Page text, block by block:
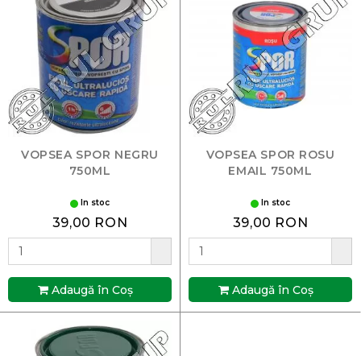
VOPSEA SPOR NEGRU
750ML
In stoc
39,00 RON
Adaugă în Coş
VOPSEA SPOR ROSU
EMAIL 750ML
In stoc
39,00 RON
Adaugă în Coş